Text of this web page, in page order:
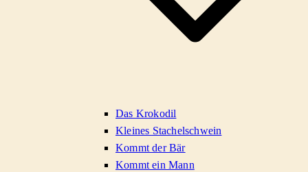
Das Krokodil
Kleines Stachelschwein
Kommt der Bär
Kommt ein Mann